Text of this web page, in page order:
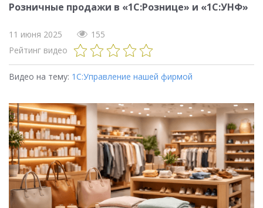
Розничные продажи в «1С:Рознице» и «1С:УНФ»
11 июня 2025
155
Рейтинг видео
Видео на тему: 1С:Управление нашей фирмой